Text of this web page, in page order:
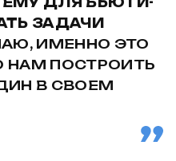
ЗАДАЧИ
ИМЕННО ЭТО
НАМ ПОСТРОИТЬ
В СВОЕМ